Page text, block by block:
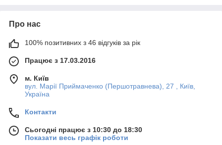
Про нас
100% позитивних з 46 відгуків за рік
Працює з 17.03.2016
м. Київ
вул. Марії Приймаченко (Першотравнева), 27 , Київ,
Україна
Контакти
Сьогодні працює з 10:30 до 18:30
Показати весь графік роботи